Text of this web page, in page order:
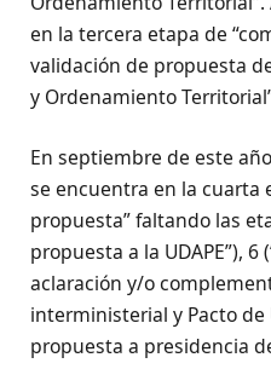
en la tercera etapa de
validación de propuesta
y Ordenamiento
En septiembre de este
se encuentra en la cuarta
propuesta” faltando las
propuesta a la UDAPE”),
aclaración y/o
interministerial y Pacto de
propuesta a presidencia